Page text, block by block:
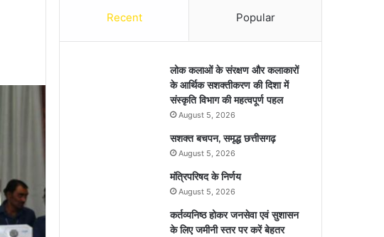
Recent Popular
लोक कलाओं के संरक्षण और कलाकारों
के आर्थिक सशक्तीकरण की दिशा में
संस्कृति विभाग की महत्वपूर्ण पहल
August 5, 2026
सशक्त बचपन, समृद्ध छत्तीसगढ़
August 5, 2026
मंत्रिपरिषद के निर्णय
August 5, 2026
कर्तव्यनिष्ठ होकर जनसेवा एवं सुशासन
के लिए जमीनी स्तर पर करें बेहतर